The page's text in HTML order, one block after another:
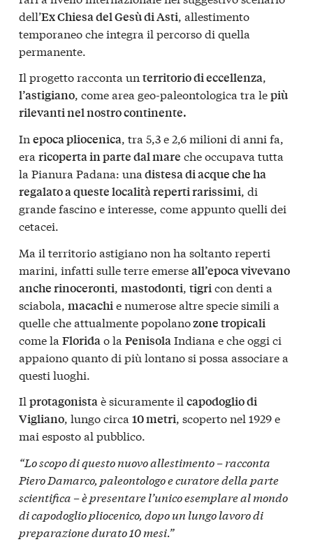
dell’Ex Chiesa del Gesù di Asti, allestimento
temporaneo che integra il percorso di quella
permanente.
Il progetto racconta un territorio di eccellenza,
l’astigiano, come area geo-paleontologica tra lepiù
rilevanti nel nostro continente.
In epoca pliocenica, tra 5,3 e 2,6 milioni di anni fa,
era ricoperta in parte dal mare che occupava tutta
la Pianura Padana: una distesa di acque che ha
regalato a queste località reperti rarissimi, di
grande fascino e interesse, come appunto quelli dei
cetacei.
Ma il territorio astigiano non ha soltanto reperti
marini, infatti sulle terre emerseall’epoca vivevano
anche rinoceronti, mastodonti, tigricon denti a
sciabola, macachie numerose altre specie simili a
quelle che attualmente popolanozone tropicali
come la Floridao la PenisolaIndiana e che oggi ci
appaiono quanto di più lontano si possa associare a
questi luoghi.
Il protagonistaè sicuramente il capodoglio di
Vigliano, lungo circa 10 metri, scoperto nel 1929 e
mai esposto al pubblico.
“Lo scopo di questo nuovo allestimento – racconta
Piero Damarco, paleontologo e curatore della parte
scientifica – è presentare l’unico esemplare al mondo
di capodoglio pliocenico, dopo un lungo lavoro di
preparazione durato 10 mesi.”